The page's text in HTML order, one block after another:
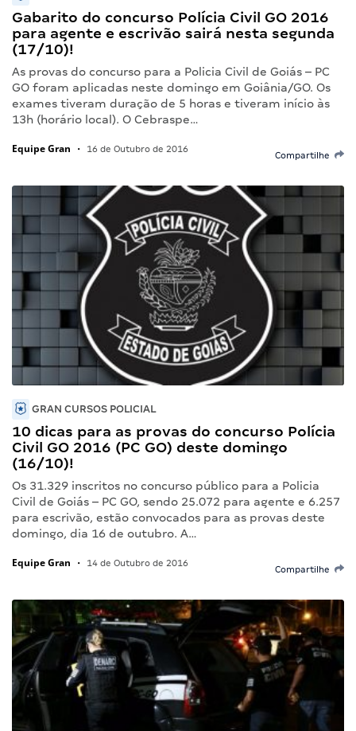
Gabarito do concurso Polícia Civil GO 2016
para agente e escrivão sairá nesta segunda
(17/10)!
As provas do concurso para a Policia Civil de Goiás – PC
GO foram aplicadas neste domingo em Goiânia/GO. Os
exames tiveram duração de 5 horas e tiveram início às
13h (horário local). O Cebraspe…
Equipe Gran • 16 de Outubro de 2016
Compartilhe
GRAN CURSOS POLICIAL
10 dicas para as provas do concurso Polícia
Civil GO 2016 (PC GO) deste domingo
(16/10)!
Os 31.329 inscritos no concurso público para a Policia
Civil de Goiás – PC GO, sendo 25.072 para agente e 6.257
para escrivão, estão convocados para as provas deste
domingo, dia 16 de outubro. A…
Equipe Gran • 14 de Outubro de 2016
Compartilhe